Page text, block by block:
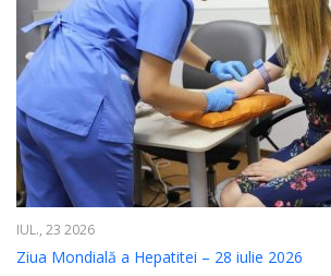
IUL., 23 2026
Ziua Mondială a Hepatitei – 28 iulie 2026